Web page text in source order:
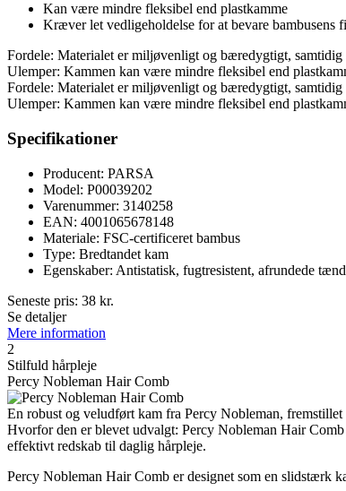
Kan være mindre fleksibel end plastkamme
Kræver let vedligeholdelse for at bevare bambusens
Fordele: Materialet er miljøvenligt og bæredygtigt,
Ulemper: Kammen kan være mindre fleksibel end
Fordele: Materialet er miljøvenligt og bæredygtigt,
Ulemper: Kammen kan være mindre fleksibel end
Specifikationer
Producent: PARSA
Model: P00039202
Varenummer: 3140258
EAN: 4001065678148
Materiale: FSC-certificeret bambus
Type: Bredtandet kam
Egenskaber: Antistatisk, fugtresistent, afrundede
Seneste pris: 38 kr.
Se detaljer
Mere information
2
Stilfuld hårpleje
Percy Nobleman Hair Comb
En robust og veludført kam fra Percy Nobleman,
Hvorfor den er blevet udvalgt: Percy Nobleman Hair
effektivt redskab til daglig hårpleje.
Percy Nobleman Hair Comb er designet som en slidstærk